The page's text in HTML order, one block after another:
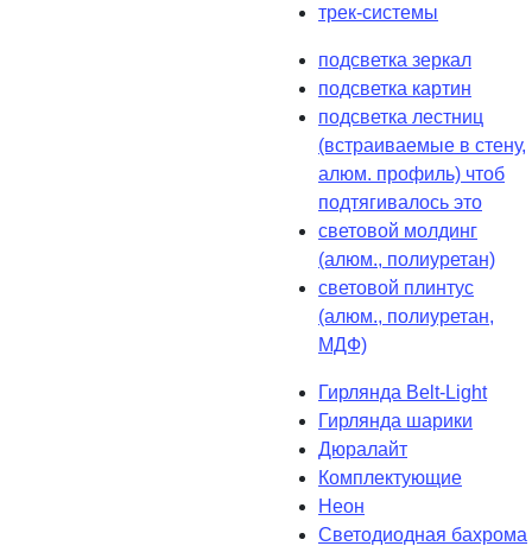
трек-системы
подсветка зеркал
подсветка картин
подсветка лестниц
(встраиваемые в стену,
алюм. профиль) чтоб
подтягивалось это
световой молдинг
(алюм., полиуретан)
световой плинтус
(алюм., полиуретан,
МДФ)
Гирлянда Belt-Light
Гирлянда шарики
Дюралайт
Комплектующие
Неон
Светодиодная бахрома